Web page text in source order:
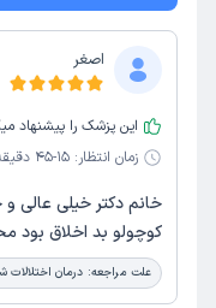
اصغر
این پزشک را پیشنهاد
زمان انتظار: 15-45 دقیقه
خانم دکتر خیلی
کوچولو بد اخلاق بود
علت مراجعه: درمان